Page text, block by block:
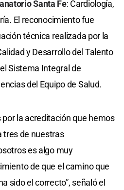
Santa Fe: Cardiología,
El reconocimiento fue
técnica realizada por la
y Desarrollo del Talento
Sistema Integral de
del Equipo de Salud.
la acreditación que hemos
tres de nuestras
es algo muy
de que el camino que
sido el correcto”, señaló el